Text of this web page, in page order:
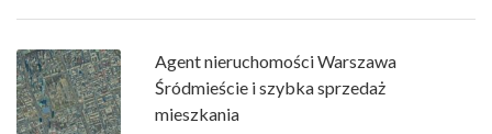
Agent nieruchomości Warszawa
Śródmieście i szybka sprzedaż
mieszkania